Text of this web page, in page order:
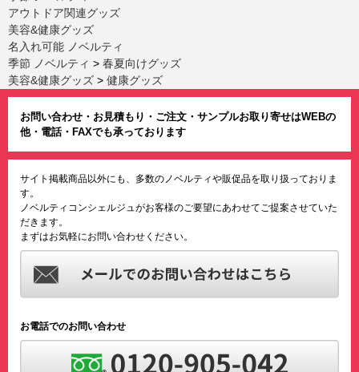
アウトドア関連グッズ
美容&健康グッズ
名入れ可能 ノベルティ
季節 ノベルティ > 春夏向けグッズ
美容&健康グッズ > 健康グッズ
お問い合わせ・お見積もり・ご注文・サンプルお取り寄せはWEBの
他・電話・FAXでも承っております
サイト掲載商品以外にも、多数のノベルティや販促品を取り扱っておりま
す。
ノベルティコンシェルジュがお客様のご要望にあわせてご提案させていた
だきます。
まずはお気軽にお問い合わせください。
お電話でのお問い合わせ